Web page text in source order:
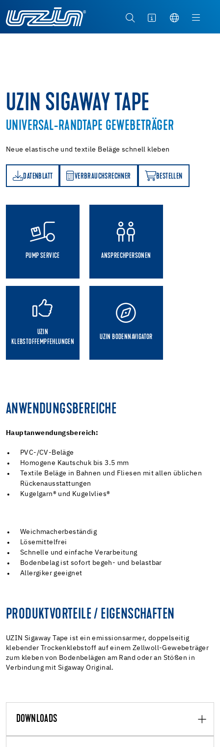
UZIN SIGAWAY TAPE
UNIVERSAL-RANDTAPE GEWEBETRÄGER
Neue elastische und textile Beläge schnell kleben
DATENBLATT VERBRAUCHSRECHNER BESTELLEN
BESTELLEN
PUMP SERVICE ANSPRECHPERSONEN
UZIN
KLEBSTOFFEMPFEHLUNGEN
UZIN BODENNAVIGATOR
ANWENDUNGSBEREICHE
Hauptanwendungsbereich:
PVC-/CV-Beläge
Homogene Kautschuk bis 3.5 mm
Textile Beläge in Bahnen und Fliesen mit allen üblichen
Rückenausstattungen
Kugelgarn® und Kugelvlies®
Weichmacherbeständig
Lösemittelfrei
Schnelle und einfache Verarbeitung
Bodenbelag ist sofort begeh- und belastbar
Allergiker geeignet
PRODUKTVORTEILE / EIGENSCHAFTEN
UZIN Sigaway Tape ist ein emissionsarmer, doppelseitig
klebender Trockenklebstoff auf einem Zellwoll-Gewebeträger
zum kleben von Bodenbelägen am Rand oder an Stößen in
Verbindung mit Sigaway Original.
DOWNLOADS